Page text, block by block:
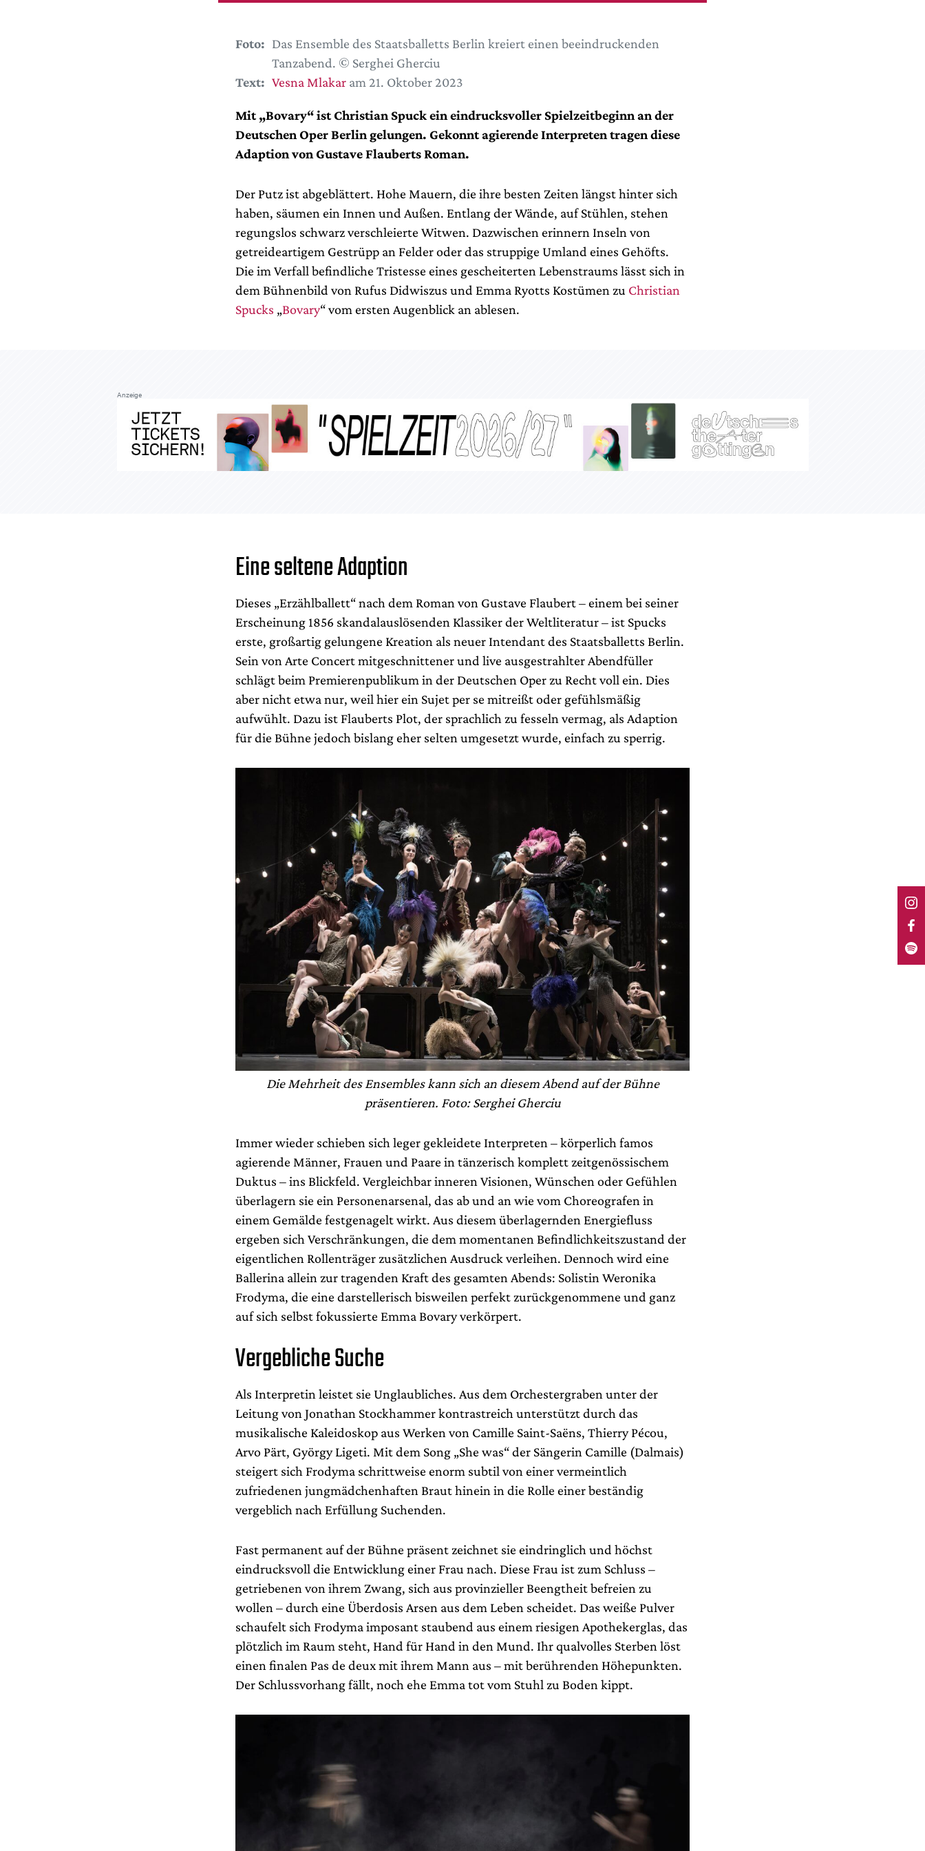
Foto: Das Ensemble des Staatsballetts Berlin kreiert einen beeindruckenden
Tanzabend. © Serghei Gherciu
Text: Vesna Mlakaram 21. Oktober 2023
Mit „Bovary“ ist Christian Spuck ein eindrucksvoller Spielzeitbeginn an der
Deutschen Oper Berlin gelungen. Gekonnt agierende Interpreten tragen diese
Adaption von Gustave Flauberts Roman.
Der Putz ist abgeblättert. Hohe Mauern, die ihre besten Zeiten längst hinter sich
haben, säumen ein Innen und Außen. Entlang der Wände, auf Stühlen, stehen
regungslos schwarz verschleierte Witwen. Dazwischen erinnern Inseln von
getreideartigem Gestrüpp an Felder oder das struppige Umland eines Gehöfts.
Die im Verfall befindliche Tristesse eines gescheiterten Lebenstraums lässt sich in
dem Bühnenbild von Rufus Didwiszus und Emma Ryotts Kostümen zu Christian
Spucks „Bovary“ vom ersten Augenblick an ablesen.
Anzeige
Eine seltene Adaption
Dieses „Erzählballett“ nach dem Roman von Gustave Flaubert – einem bei seiner
Erscheinung 1856 skandalauslösenden Klassiker der Weltliteratur – ist Spucks
erste, großartig gelungene Kreation als neuer Intendant des Staatsballetts Berlin.
Sein von Arte Concert mitgeschnittener und live ausgestrahlter Abendfüller
schlägt beim Premierenpublikum in der Deutschen Oper zu Recht voll ein. Dies
aber nicht etwa nur, weil hier ein Sujet per se mitreißt oder gefühlsmäßig
aufwühlt. Dazu ist Flauberts Plot, der sprachlich zu fesseln vermag, als Adaption
für die Bühne jedoch bislang eher selten umgesetzt wurde, einfach zu sperrig.
Die Mehrheit des Ensembles kann sich an diesem Abend auf der Bühne
präsentieren. Foto: Serghei Gherciu
Immer wieder schieben sich leger gekleidete Interpreten – körperlich famos
agierende Männer, Frauen und Paare in tänzerisch komplett zeitgenössischem
Duktus – ins Blickfeld. Vergleichbar inneren Visionen, Wünschen oder Gefühlen
überlagern sie ein Personenarsenal, das ab und an wie vom Choreografen in
einem Gemälde festgenagelt wirkt. Aus diesem überlagernden Energiefluss
ergeben sich Verschränkungen, die dem momentanen Befindlichkeitszustand der
eigentlichen Rollenträger zusätzlichen Ausdruck verleihen. Dennoch wird eine
Ballerina allein zur tragenden Kraft des gesamten Abends: Solistin Weronika
Frodyma, die eine darstellerisch bisweilen perfekt zurückgenommene und ganz
auf sich selbst fokussierte Emma Bovary verkörpert.
Vergebliche Suche
Als Interpretin leistet sie Unglaubliches. Aus dem Orchestergraben unter der
Leitung von Jonathan Stockhammer kontrastreich unterstützt durch das
musikalische Kaleidoskop aus Werken von Camille Saint-Saëns, Thierry Pécou,
Arvo Pärt, György Ligeti. Mit dem Song „She was“ der Sängerin Camille (Dalmais)
steigert sich Frodyma schrittweise enorm subtil von einer vermeintlich
zufriedenen jungmädchenhaften Braut hinein in die Rolle einer beständig
vergeblich nach Erfüllung Suchenden.
Fast permanent auf der Bühne präsent zeichnet sie eindringlich und höchst
eindrucksvoll die Entwicklung einer Frau nach. Diese Frau ist zum Schluss –
getriebenen von ihrem Zwang, sich aus provinzieller Beengtheit befreien zu
wollen – durch eine Überdosis Arsen aus dem Leben scheidet. Das weiße Pulver
schaufelt sich Frodyma imposant staubend aus einem riesigen Apothekerglas, das
plötzlich im Raum steht, Hand für Hand in den Mund. Ihr qualvolles Sterben löst
einen finalen Pas de deux mit ihrem Mann aus – mit berührenden Höhepunkten.
Der Schlussvorhang fällt, noch ehe Emma tot vom Stuhl zu Boden kippt.